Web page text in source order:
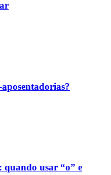
quando usar “o” e